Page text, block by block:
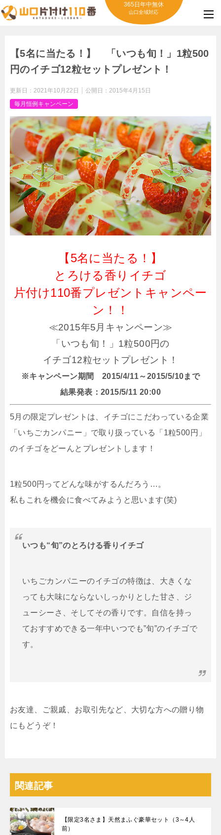
365日年中無休
山口全域対応
【5名に当たる！】 「いつも旬！」1粒500
円のイチゴ12粒セットプレゼント！
更新日： 2021年10月22日 公開日： 2015年4月15日
毎月恒例キャンペーン
【5名に当たる！】
とろける香りイチゴ
片付け110番プレゼントキャンペー
ン！！
≪2015年5月キャンペーン≫
「いつも旬！」1粒500円の
イチゴ12粒セットプレゼント！
※キャンペーン期間 2015/4/11～2015/5/10まで
結果発表：2015/5/11 20:00
5月の限定プレゼントは、イチゴにこだわっている企業
「いちごカンパニー」で取り扱っている「1粒500円」
のイチゴをどーんとプレゼントします！
1粒500円ってどんな味がするんだろう…。
私もこれを機会に食べてみようと思います(笑)
いつも“旬”のとろける香りイチゴ
いちごカンパニーのイチゴの特徴は、大きくな
っても大味にならないしっかりとした甘さ、ジ
ューシーさ、そしてその香りです。自信を持っ
ておすすめできる一年中いつでも”旬”のイチゴで
す。
お友達、ご親戚、お取引先など、大切な方への贈り物
にもどうぞ！
関連記事
【限定3名さま】天然まふぐ豪華セット（3～4人
前）